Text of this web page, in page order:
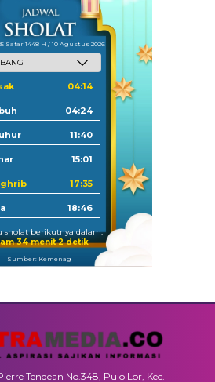
Safar 1448 H / 10 Agustus 2026
04:14
04:24
11:40
15:01
17:35
18:46
sholat berikutnya dalam:
34 menit 1 detik
Sumber: Kemenag
Tendean No.348, Pulo Lor, Kec.